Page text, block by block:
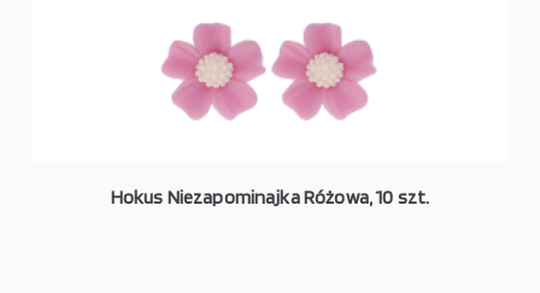
Hokus Niezapominajka Różowa, 10 szt.